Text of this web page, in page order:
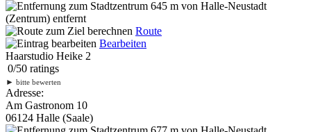
645 m von Halle-Neustadt
(Zentrum) entfernt
Route
Bearbeiten
Haarstudio Heike 2
0/50 ratings
► bitte bewerten
Adresse:
Am Gastronom 10
06124 Halle (Saale)